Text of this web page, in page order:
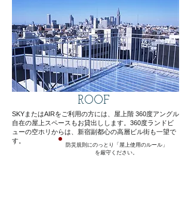
ROOF
SKYまたはAIRをご利用の方には、屋上階 360度アングル
自在の屋上スペースもお貸出しします。360度ランドビ
ューの空ホリからは、新宿副都心の高層ビル街も一望で
す。​
​防災規則にのっとり「屋上使用のルール」
を厳守ください。